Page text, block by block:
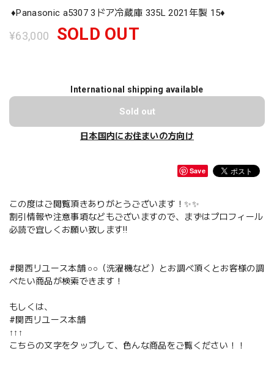
♦️Panasonic a5307 3ドア冷蔵庫 335L 2021年製 15♦️
¥63,000 SOLD OUT
International shipping available
Sold out
日本国内にお住まいの方向け
Save
この度はご閲覧頂きありがとうございます！✨✨
割引情報や注意事項などもございますので、まずはプロフィール
必読で宜しくお願い致します‼️
#関西リユース本舗 ○○（洗濯機など）とお調べ頂くとお客様の調
べたい商品が検索できます！
もしくは、
#関西リユース本舗
↑↑↑
こちらの文字をタップして、色んな商品をご覧ください！！